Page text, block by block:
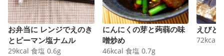
お弁当に レンジでえのき
とピーマン塩ナムル
29kcal 食塩 0.6g
にんにくの芽と蒟蒻の味
噌炒め
46kcal 食塩 0.7g
えびと
72kcal